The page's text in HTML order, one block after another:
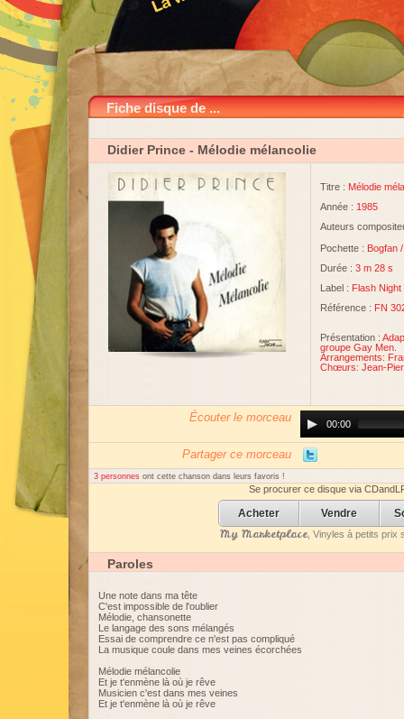
Fiche disque de ...
Didier Prince - Mélodie mélancolie
Titre : Mélodie
Année : 1985
Auteurs
Pochette : Bogfan
Durée : 3 m 28 s
Label : Flash Night
Référence : FN
Présentation :
groupe Gay Men.
Arrangements:
Chœurs: Jean-
Écouter le morceau
Player00:00
Partager ce morceau
3 personnes ont cette chanson dans leurs favoris !
Se procurer ce disque via
Acheter Vendre
My Marketplace, Vinyles à petits prix
Paroles
Une note dans ma tête
C'est impossible de l'oublier
Mélodie, chansonette
Le langage des sons mélangés
Essai de comprendre ce n'est pas compliqué
La musique coule dans mes veines écorchées
Mélodie mélancolie
Et je t'enmène là où je rêve
Musicien c'est dans mes veines
Et je t'enmène là où je rêve